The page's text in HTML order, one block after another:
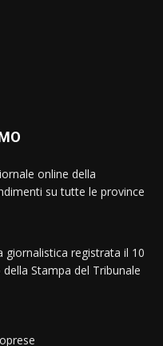
online della
su tutte le province
registrata il 10
Stampa del Tribunale